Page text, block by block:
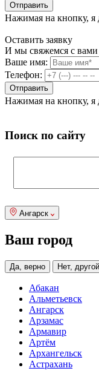
Нажимая на кнопку, я
Оставить заявку
И мы свяжемся с
Ваше имя:
Телефон:
Нажимая на кнопку, я
Поиск по сайту
Ангарск
Ваш город
Да, верно Нет, другой
Абакан
Альметьевск
Ангарск
Арзамас
Армавир
Артём
Архангельск
Астрахань